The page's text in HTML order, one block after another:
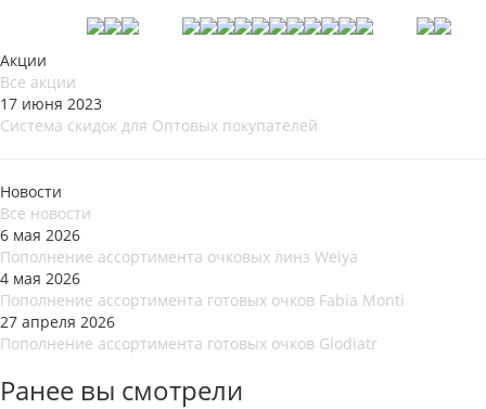
Акции
Все акции
17 июня 2023
Система скидок для Оптовых покупателей
Новости
Все новости
6 мая 2026
Пополнение ассортимента очковых линз Weiya
4 мая 2026
Пополнение ассортимента готовых очков Fabia Monti
27 апреля 2026
Пополнение ассортимента готовых очков Glodiatr
Ранее вы смотрели